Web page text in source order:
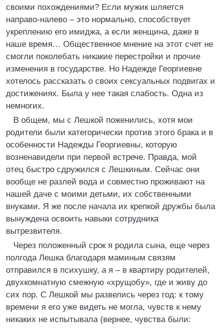
своими похождениями? Если мужик шляется
направо-налево – это нормально, способствует
укреплению его имиджа, а если женщина, даже в
наше время… Общественное мнение на этот счет не
смогли поколебать никакие перестройки и прочие
изменения в государстве. Но Надежде Георгиевне
хотелось рассказать о своих сексуальных подвигах и
достижениях. Была у нее такая слабость. Одна из
немногих.
В общем, мы с Лешкой поженились, хотя мои
родители были категорически против этого брака и в
особенности Надежды Георгиевны, которую
возненавидели при первой встрече. Правда, мой
отец быстро сдружился с Лешкиным. Сейчас они
вообще не разлей вода и совместно проживают на
нашей даче с моими детьми, их собственными
внуками. Я же после начала их крепкой дружбы была
вынуждена освоить навыки сотрудника
вытрезвителя.
Через положенный срок я родила сына, еще через
полгода Лешка благодаря маминым связям
отправился в психушку, а я – в квартиру родителей,
двухкомнатную смежную «хрущобу», где и живу до
сих пор. С Лешкой мы развелись через год: к тому
времени я его уже видеть не могла, чувств к нему
никаких не испытывала (вернее, чувства были: